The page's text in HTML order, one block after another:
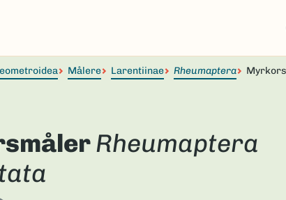
Målere Larentiinae Rheumaptera
Rheumaptera